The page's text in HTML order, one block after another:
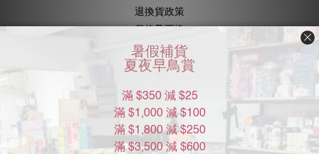
退換貨政策
保修及更換
地址
香港九龍灣宏照道25號源發工業大廈6樓612室
(歡迎預約參觀我們的私人陳列室, Wtsapp : 852 8481 3489)
及 觀塘一千尺倉庫